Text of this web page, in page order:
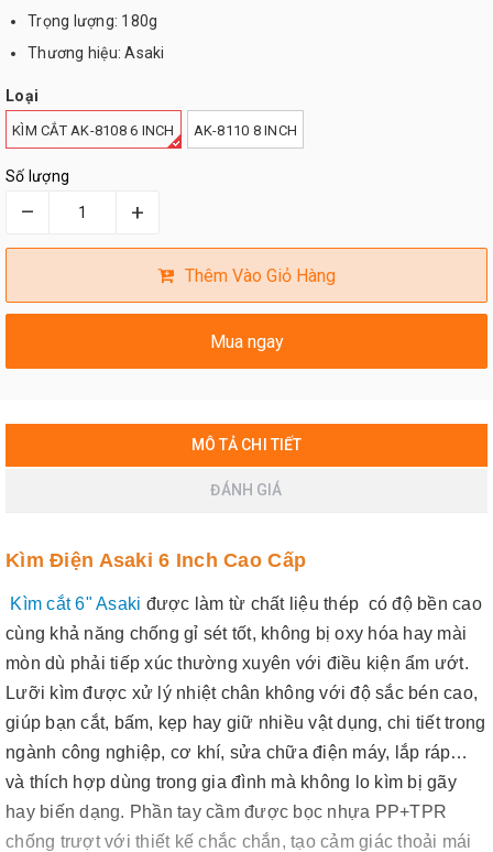
Trọng lượng: 180g
Thương hiệu: Asaki
Loại
KÌM CẮT AK-8108 6 INCH AK-8110 8 INCH
Số lượng
– +
Thêm Vào Giỏ Hàng
Mua ngay
MÔ TẢ CHI TIẾT
ĐÁNH GIÁ
Kìm Điện Asaki 6 Inch Cao Cấp
Kìm cắt 6" Asaki được làm từ chất liệu thép có độ bền cao
cùng khả năng chống gỉ sét tốt, không bị oxy hóa hay mài
mòn dù phải tiếp xúc thường xuyên với điều kiện ẩm ướt.
Lưỡi kìm được xử lý nhiệt chân không với độ sắc bén cao,
giúp bạn cắt, bấm, kẹp hay giữ nhiều vật dụng, chi tiết trong
ngành công nghiệp, cơ khí, sửa chữa điện máy, lắp ráp…
và thích hợp dùng trong gia đình mà không lo kìm bị gãy
hay biến dạng. Phần tay cầm được bọc nhựa PP+TPR
chống trượt với thiết kế chắc chắn, tạo cảm giác thoải mái